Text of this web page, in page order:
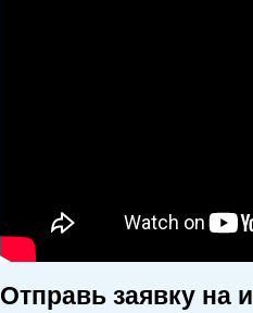
Отправь заявку на